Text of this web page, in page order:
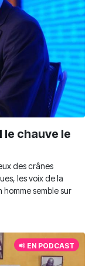
chauve le
des crânes
les voix de la
homme semble sur
EN PODCAST